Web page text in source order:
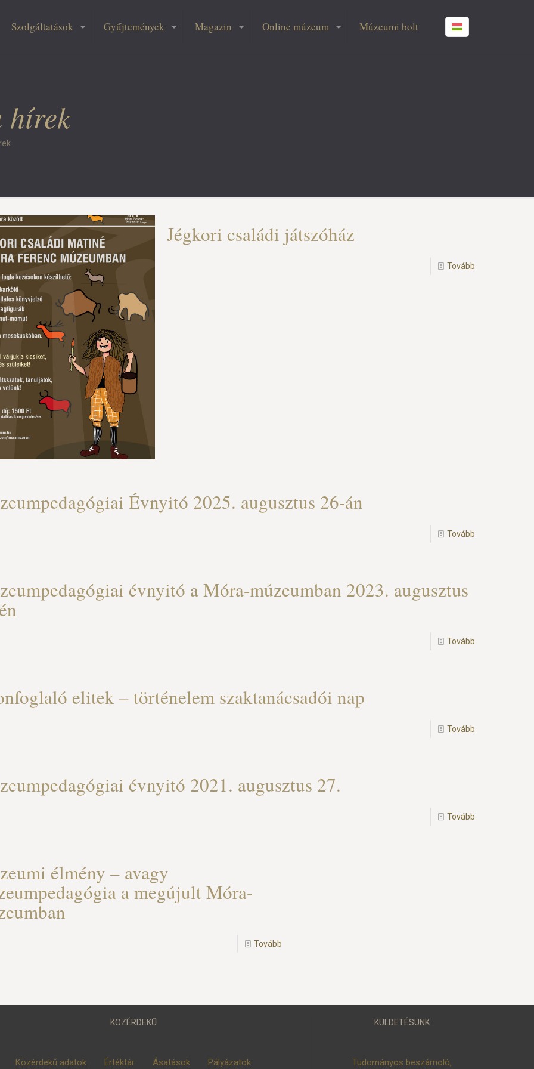
Szolgáltatások Gyűjtemények Magazin Online múzeum Múzeumi bolt
hírek
Jégkori családi játszóház
Tovább
Évnyitó 2025. augusztus 26-án
Tovább
évnyitó a Móra-múzeumban 2023. augusztus
Tovább
elitek – történelem szaktanácsadói nap
Tovább
évnyitó 2021. augusztus 27.
Tovább
élmény – avagy
a megújult Móra-
Tovább
KÖZÉRDEKŰ
Közérdekű adatok Értéktár Ásatások Pályázatok
KÜLDETÉSÜNK
Tudományos beszámoló,